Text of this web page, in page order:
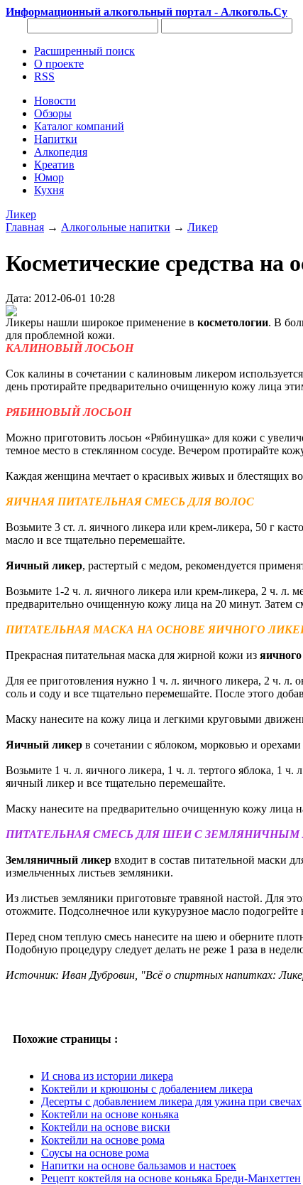
Информационный алкогольный портал - Алкоголь.Су
Расширенный поиск
О проекте
RSS
Новости
Обзоры
Каталог компаний
Напитки
Алкопедия
Креатив
Юмор
Кухня
Ликер
Главная → Алкогольные напитки → Ликер
Косметические средства на
Дата: 2012-06-01 10:28
Ликеры нашли широкое применение в косметологии. В
для проблемной кожи.
КАЛИНОВЫЙ ЛОСЬОН
Сок калины в сочетании с калиновым ликером
день протирайте предварительно очищенную кожу лица
РЯБИНОВЫЙ ЛОСЬОН
Можно приготовить лосьон «Рябинушка» для кожи с
темное место в стеклянном сосуде. Вечером протирайте
Каждая женщина мечтает о красивых живых и блестящих
ЯИЧНАЯ ПИТАТЕЛЬНАЯ СМЕСЬ ДЛЯ ВОЛОС
Возьмите 3 ст. л. яичного ликера или крем-ликера, 50 г
масло и все тщательно перемешайте.
Яичный ликер, растертый с медом, рекомендуется
Возьмите 1-2 ч. л. яичного ликера или крем-ликера, 2 ч. л.
предварительно очищенную кожу лица на 20 минут. Затем
ПИТАТЕЛЬНАЯ МАСКА НА ОСНОВЕ ЯИЧНОГО
Прекрасная питательная маска для жирной кожи из
Для ее приготовления нужно 1 ч. л. яичного ликера, 2 ч. л.
соль и соду и все тщательно перемешайте. После этого
Маску нанесите на кожу лица и легкими круговыми
Яичный ликер в сочетании с яблоком, морковью и
Возьмите 1 ч. л. яичного ликера, 1 ч. л. тертого яблока, 1
яичный ликер и все тщательно перемешайте.
Маску нанесите на предварительно очищенную кожу лица
ПИТАТЕЛЬНАЯ СМЕСЬ ДЛЯ ШЕИ С ЗЕМЛЯНИЧНЫМ
Земляничный ликер входит в состав питательной маски
измельченных листьев земляники.
Из листьев земляники приготовьте травяной настой. Для
отожмите. Подсолнечное или кукурузное масло
Перед сном теплую смесь нанесите на шею и оберните
Подобную процедуру следует делать не реже 1 раза в
Источник: Иван Дубровин, "Всё о спиртных напитках:
Похожие страницы :
И снова из истории ликера
Коктейли и крюшоны с добалением ликера
Десерты с добавлением ликера для ужина при свечах
Коктейли на основе коньяка
Коктейли на основе виски
Коктейли на основе рома
Соусы на основе рома
Напитки на основе бальзамов и настоек
Рецепт коктейля на основе коньяка Бреди-Манхеттен